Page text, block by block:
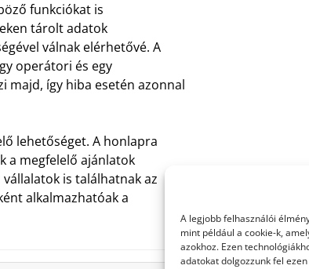
A legjobb felhasználói
mint például a cookie-k,
azokhoz. Ezen
adatokat dolgozzunk fel
funkciókat is
tárolt adatok
válnak elérhetővé. A
operátori és egy
majd, így hiba esetén azonnal
lehetőséget. A honlapra
a megfelelő ajánlatok
is találhatnak az
alkalmazhatóak a